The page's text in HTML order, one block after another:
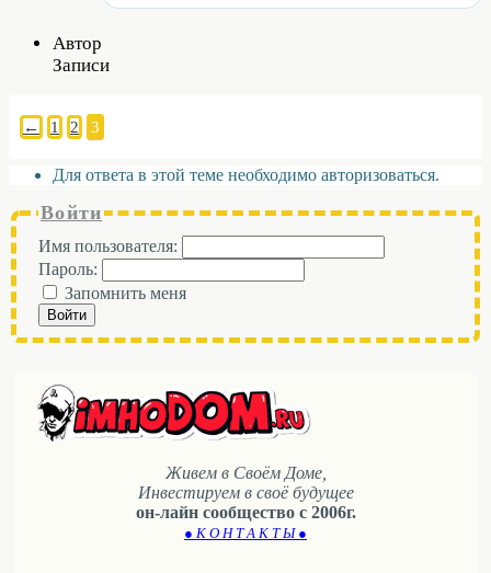
Автор
Записи
← 1 2 3
Для ответа в этой теме необходимо авторизоваться.
Войти
Имя пользователя:
Пароль:
Запомнить меня
Войти
Живем в Своём Доме,
Инвестируем в своё будущее
он-лайн сообщество с 2006г.
● К О Н Т А К Т Ы ●